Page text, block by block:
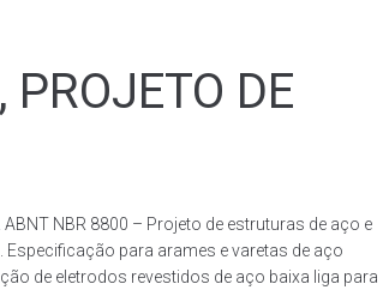
DE
NBR 8800 – Projeto de estruturas de aço e
para arames e varetas de aço
de eletrodos revestidos de aço baixa liga para